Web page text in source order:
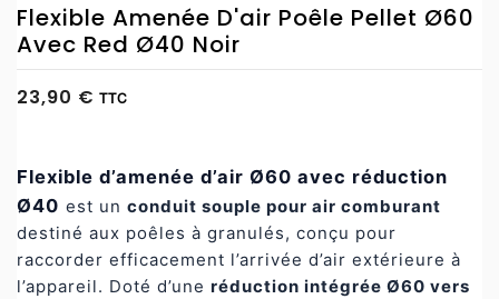
Flexible Amenée D'air Poêle Pellet Ø60
Avec Red Ø40 Noir
23,90 € TTC
Flexible d’amenée d’air Ø60 avec réduction
Ø40 est un conduit souple pour air comburant
destiné aux poêles à granulés, conçu pour
raccorder efficacement l’arrivée d’air extérieure à
l’appareil. Doté d’une réduction intégrée Ø60 vers